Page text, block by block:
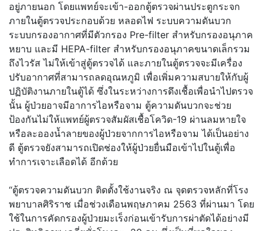
อยู่ภายนอก โดยแพทย์จะเข้า-ออกตู้ตรวจผ่านประตูกระจก
ภายในตู้ตรวจประกอบด้วย หลอดไฟ ระบบความดันบวก
ระบบกรองอากาศที่มีตัวกรอง Pre-filter สำหรับกรองอนุภาค
หยาบ และมี HEPA-filter สำหรับกรองอนุภาคขนาดเล็กรวม
ถึงไวรัส ไม่ให้เข้าสู่ตู้ตรวจได้ และภายในตู้ตรวจจะมีเครื่อง
ปรับอากาศที่สามารถลดอุณหภูมิ เพื่อเพิ่มความสบายให้กับผู้
ปฏิบัติงานภายในตู้ได้ ซึ่งในระหว่างการดึงเชื้อเพื่อนำไปตรวจ
นั้น ผู้ป่วยอาจมีอาการไอหรือจาม ตู้ความดันบวกจะช่วย
ป้องกันไม่ให้แพทย์ผู้ตรวจสัมผัสเชื้อโควิด-19 ผ่านลมหายใจ
หรือละอองน้ำลายของผู้ป่วยจากการไอหรือจาม ได้เป็นอย่าง
ดี ตู้ตรวจยังสามารถเปิดช่องให้ผู้ป่วยยื่นมือเข้าไปในตู้เพื่อ
ทำการเจาะเลือดได้ อีกด้วย
“ตู้ตรวจความดันบวก ติดตั้งใช้งานจริง ณ จุดตรวจหลักที่โรง
พยาบาลศิริราช เมื่อช่วงเดือนพฤษภาคม 2563 ที่ผ่านมา โดย
ใช้ในการคัดกรองผู้ป่วยมะเร็งก่อนเข้ารับการผ่าตัดได้อย่างมี